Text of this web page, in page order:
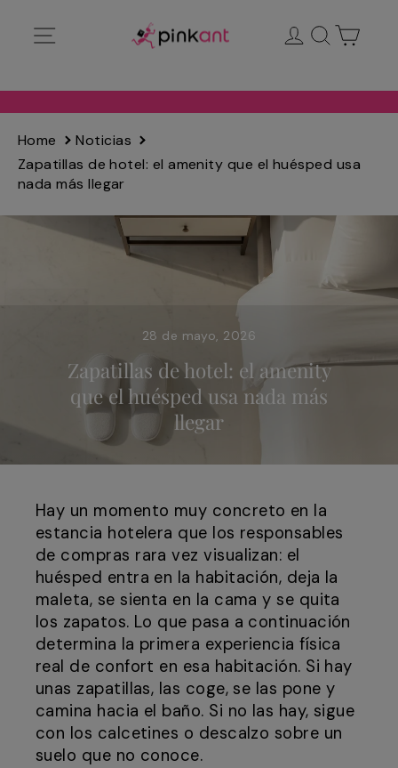
directamente
Ingresar
Buscar
Home
Noticias
Zapatillas de hotel: el amenity que el huésped usa
nada más llegar
28 de mayo, 2026
Zapatillas de hotel: el amenity
que el huésped usa nada más
llegar
Hay un momento muy concreto en la
estancia hotelera que los responsables
de compras rara vez visualizan: el
huésped entra en la habitación, deja la
maleta, se sienta en la cama y se quita
los zapatos. Lo que pasa a continuación
determina la primera experiencia física
real de confort en esa habitación. Si hay
unas zapatillas, las coge, se las pone y
camina hacia el baño. Si no las hay, sigue
con los calcetines o descalzo sobre un
suelo que no conoce.